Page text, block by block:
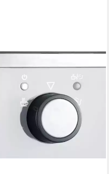
Alugussplatte für 8 Personen
66,90 €
in 4-5 Werktagen bei dir